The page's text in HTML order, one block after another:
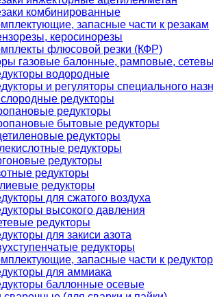
комбинированные
запасные части к резакам
керосинорезы
флюсовой резки (КФР)
газовые балонные, рамповые,
водородные
и регуляторы специального
редукторы
редукторы
бытовые редукторы
редукторы
редукторы
редукторы
редукторы
редукторы
для сжатого воздуха
высокого давления
редукторы
для закиси азота
редукторы
запасные части к
для аммиака
баллонные осевые